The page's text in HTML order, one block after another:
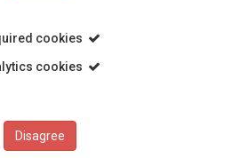
cookies
cookies
Disagree